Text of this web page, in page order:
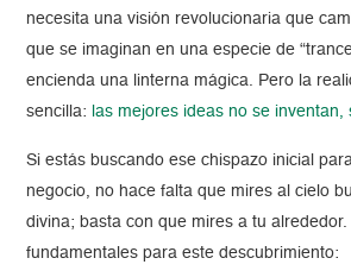
necesita una visión revolucionaria que
que se imaginan en una especie de
encienda una linterna mágica. Pero la
sencilla: las mejores ideas no se inventan,
Si estás buscando ese chispazo inicial
negocio, no hace falta que mires al cielo
divina; basta con que mires a tu
fundamentales para este descubrimiento: